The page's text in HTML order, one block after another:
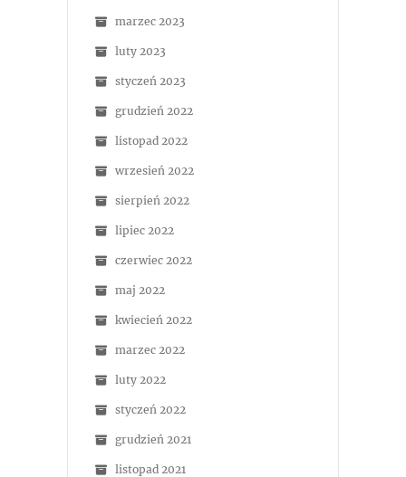
marzec 2023
luty 2023
styczeń 2023
grudzień 2022
listopad 2022
wrzesień 2022
sierpień 2022
lipiec 2022
czerwiec 2022
maj 2022
kwiecień 2022
marzec 2022
luty 2022
styczeń 2022
grudzień 2021
listopad 2021